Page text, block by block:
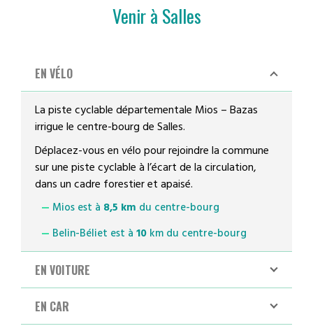
Venir à Salles
EN VÉLO
La piste cyclable départementale Mios – Bazas
irrigue le centre-bourg de Salles.
Déplacez-vous en vélo pour rejoindre la commune
sur une piste cyclable à l’écart de la circulation,
dans un cadre forestier et apaisé.
Mios est à 8,5 km du centre-bourg
Belin-Béliet est à 10 km du centre-bourg
EN VOITURE
EN CAR